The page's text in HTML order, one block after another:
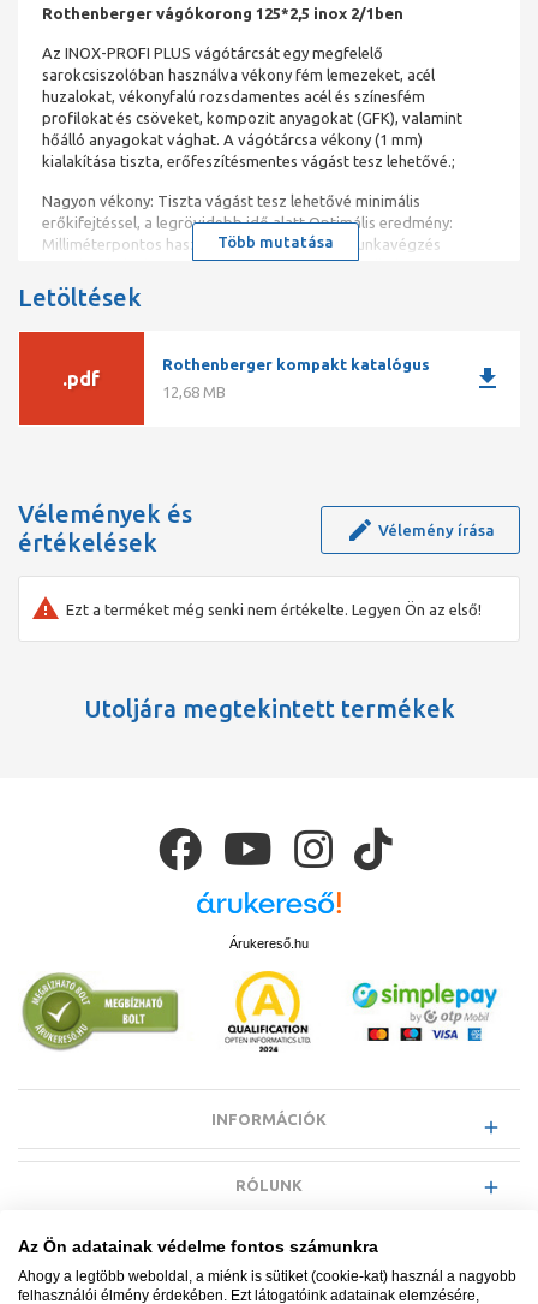
Rothenberger vágókorong 125*2,5 inox 2/1ben
Az INOX-PROFI PLUS vágótárcsát egy megfelelő
sarokcsiszolóban használva vékony fém lemezeket, acél
huzalokat, vékonyfalú rozsdamentes acél és színesfém
profilokat és csöveket, kompozit anyagokat (GFK), valamint
hőálló anyagokat vághat. A vágótárcsa vékony (1 mm)
kialakítása tiszta, erőfeszítésmentes vágást tesz lehetővé.;
Nagyon vékony: Tiszta vágást tesz lehetővé minimális
erőkifejtéssel, a legrövidebb idő alatt Optimális eredmény:
Milliméterpontos használat, rezgésmentes munkavégzés
termikus kék elszíneződés és sorjaképződés nélkül
Több mutatása
Letöltések
.pdf
Rothenberger kompakt katalógus
12,68 MB
download
Vélemények és
értékelések
Vélemény írása
Ezt a terméket még senki nem értékelte. Legyen Ön az első!
Utoljára megtekintett termékek
Árukereső.hu
INFORMÁCIÓK
RÓLUNK
EGYÉB INFORMÁCIÓK
Az Ön adatainak védelme fontos számunkra
Ahogy a legtöbb weboldal, a miénk is sütiket (cookie-kat) használ a nagyobb
felhasználói élmény érdekében. Ezt látogatóink adatainak elemzésére,